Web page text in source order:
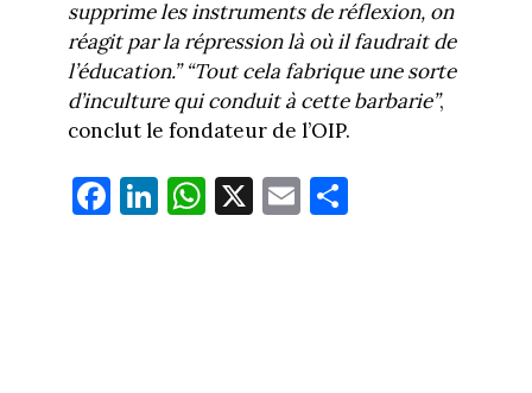
supprime les instruments de réflexion, on
réagit par la répression là où il faudrait de
l’éducation.” “Tout cela fabrique une sorte
d’inculture qui conduit à cette barbarie”,
conclut le fondateur de l’OIP.
Fa
ce
Li
nk
W
ha
X E
m
Pa